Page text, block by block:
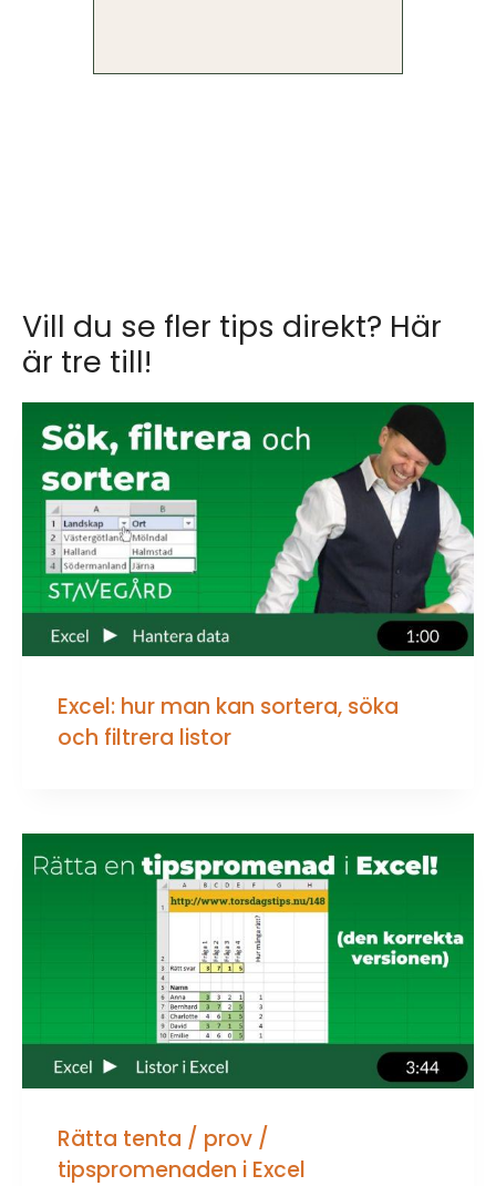
Vill du se fler tips direkt? Här
är tre till!
Excel: hur man kan sortera, söka
och filtrera listor
Rätta tenta / prov /
tipspromenaden i Excel